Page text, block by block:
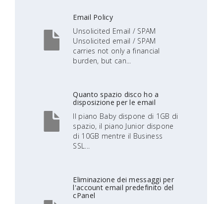
Email Policy
Unsolicited Email / SPAM
Unsolicited email / SPAM
carries not only a financial
burden, but can...
Quanto spazio disco ho a
disposizione per le email
Il piano Baby dispone di 1GB di
spazio, il piano Junior dispone
di 10GB mentre il Business
SSL...
Eliminazione dei messaggi per
l'account email predefinito del
cPanel